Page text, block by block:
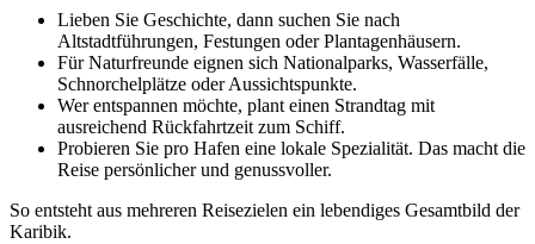
Lieben Sie Geschichte, dann suchen Sie nach
Altstadtführungen, Festungen oder Plantagenhäusern.
Für Naturfreunde eignen sich Nationalparks, Wasserfälle,
Schnorchelplätze oder Aussichtspunkte.
Wer entspannen möchte, plant einen Strandtag mit
ausreichend Rückfahrtzeit zum Schiff.
Probieren Sie pro Hafen eine lokale Spezialität. Das macht die
Reise persönlicher und genussvoller.
So entsteht aus mehreren Reisezielen ein lebendiges Gesamtbild der
Karibik.